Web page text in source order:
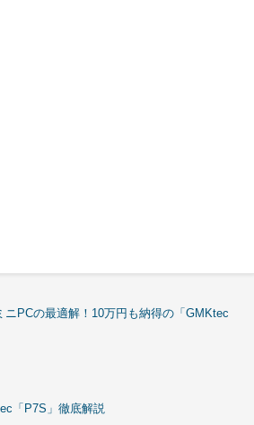
ニPCの最適解！10万円も納得の「GMKtec
「P7S」徹底解説